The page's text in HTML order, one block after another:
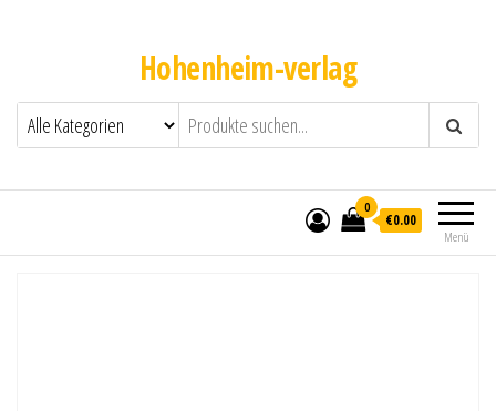
Hohenheim-verlag
Menü
0
€0.00